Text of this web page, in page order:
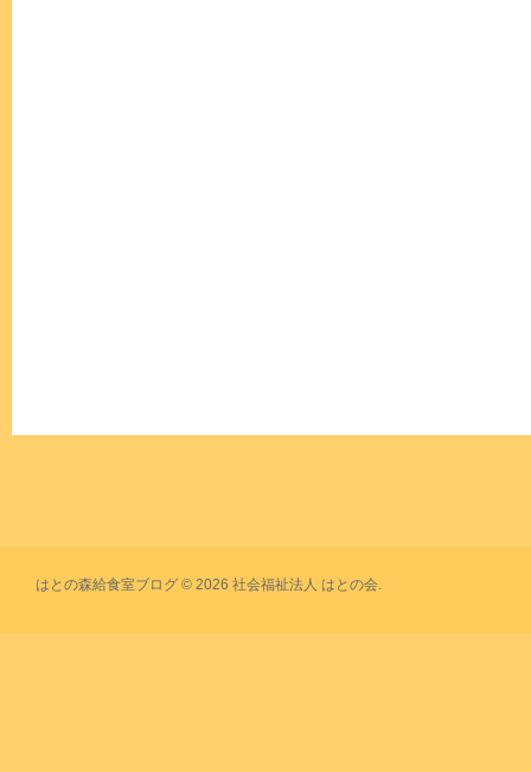
はとの森給食室ブログ © 2026 社会福祉法人 はとの会.